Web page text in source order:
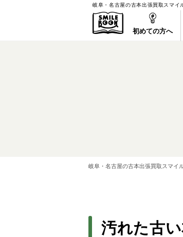
岐阜・名古屋の古本出張買取スマイ
初めての方へ
岐阜・名古屋の古本出張買取スマイ
汚れた古